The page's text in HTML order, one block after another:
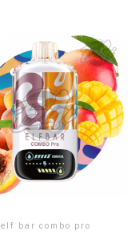
elf bar combo pro